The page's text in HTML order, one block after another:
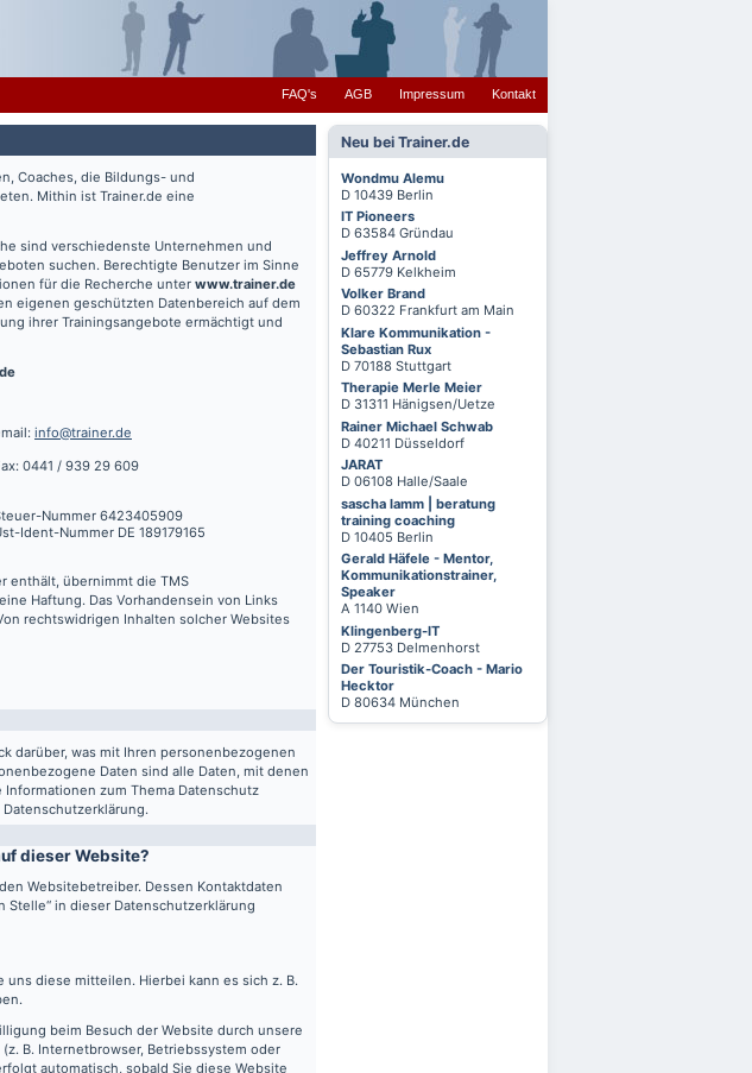
FAQ's AGB Impressum Kontakt
Neu bei Trainer.de
Wondmu Alemu
D 10439 Berlin
IT Pioneers
D 63584 Gründau
Jeffrey Arnold
D 65779 Kelkheim
Volker Brand
D 60322 Frankfurt am Main
Klare Kommunikation -
Sebastian Rux
D 70188 Stuttgart
Therapie Merle Meier
D 31311 Hänigsen/Uetze
Rainer Michael Schwab
D 40211 Düsseldorf
JARAT
D 06108 Halle/Saale
sascha lamm | beratung
training coaching
D 10405 Berlin
Gerald Häfele - Mentor,
Kommunikationstrainer,
Speaker
A 1140 Wien
Klingenberg-IT
D 27753 Delmenhorst
Der Touristik-Coach - Mario
Hecktor
D 80634 München
Coaches, die Bildungs- und
Mithin ist Trainer.de eine
sind verschiedenste Unternehmen und
suchen. Berechtigte Benutzer im Sinne
für die Recherche unter www.trainer.de
eigenen geschützten Datenbereich auf dem
ihrer Trainingsangebote ermächtigt und
info@trainer.de
0441 / 939 29 609
Nummer 6423405909
Ident-Nummer DE 189179165
enthält, übernimmt die TMS
Haftung. Das Vorhandensein von Links
rechtswidrigen Inhalten solcher Websites
darüber, was mit Ihren personenbezogenen
Daten sind alle Daten, mit denen
zum Thema Datenschutz
dieser Website?
Websitebetreiber. Dessen Kontaktdaten
in dieser Datenschutzerklärung
diese mitteilen. Hierbei kann es sich z. B.
beim Besuch der Website durch unsere
B. Internetbrowser, Betriebssystem oder
automatisch, sobald Sie diese Website